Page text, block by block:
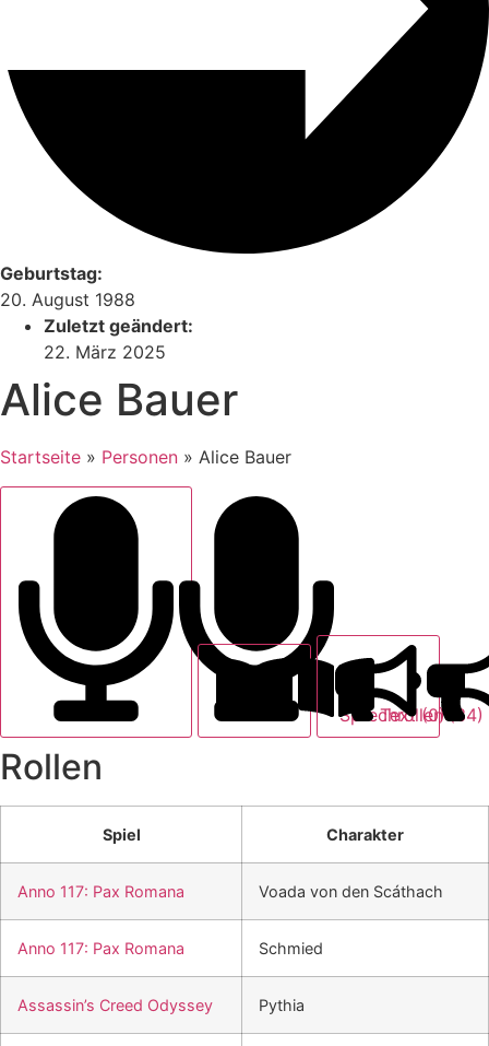
Geburtstag:
20. August 1988
Zuletzt geändert:
22. März 2025
Alice Bauer
Startseite » Personen » Alice Bauer
Sprechrollen (34)
Text (0)
Rollen
Spiel Charakter
Anno 117: Pax Romana Voada von den Scáthach
Anno 117: Pax Romana Schmied
Assassin’s Creed Odyssey Pythia